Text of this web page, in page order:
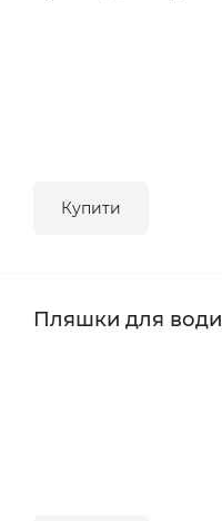
Купити
Пляшки для води